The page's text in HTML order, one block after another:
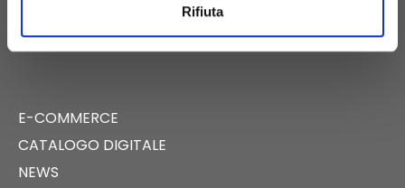
Rifiuta
PIGNATARO MAGGIORE (CE)
E-COMMERCE
CATALOGO DIGITALE
NEWS